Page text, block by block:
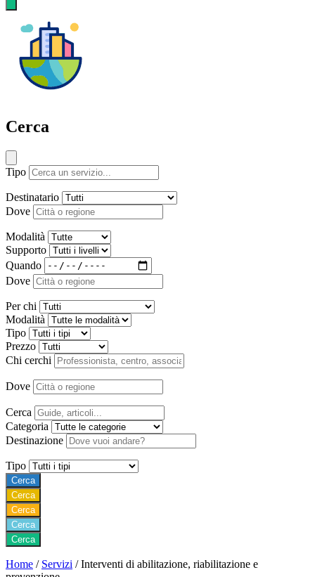
Cerca
Tipo
Destinatario
Dove
Modalità
Supporto
Quando
Dove
Per chi
Modalità
Tipo
Prezzo
Chi cerchi
Dove
Cerca
Categoria
Destinazione
Tipo
Cerca
Cerca
Cerca
Cerca
Cerca
Home / Servizi / Interventi di abilitazione, riabilitazione e